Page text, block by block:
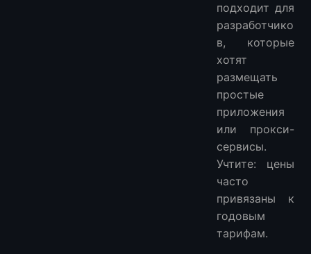
подходит для
разработчико
в, которые
хотят
размещать
простые
приложения
или прокси-
сервисы.
Учтите: цены
часто
привязаны к
годовым
тарифам.